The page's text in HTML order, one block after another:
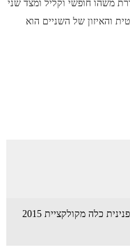
משהו חופשי וקליל ומצד שני
והאיזון של השניים הוא
שמלת הכלה האהובה על דורה בבגני מסטודיו פנינית כלה מקולקציית 2015